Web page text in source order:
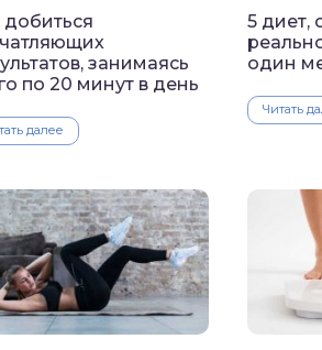
добиться
занимаясь
по 20 минут в день
далее
5 диет,
один
Читать